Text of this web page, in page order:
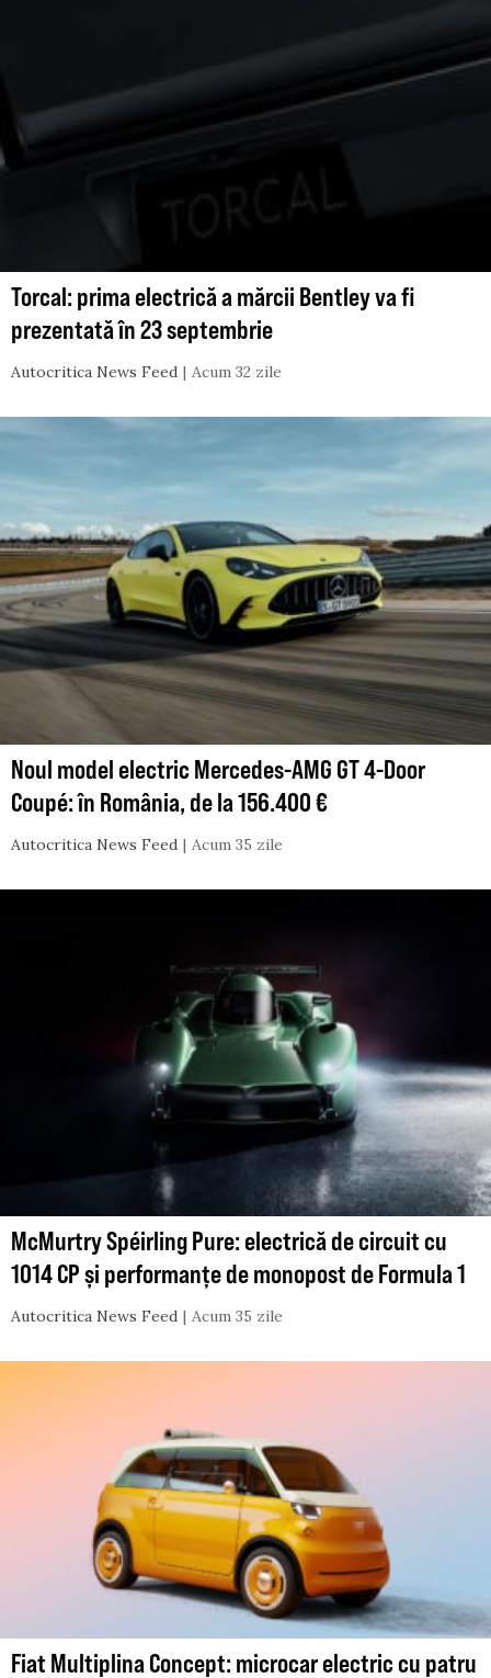
Torcal: prima electrică a mărcii Bentley va fi
prezentată în 23 septembrie
Autocritica News Feed Acum 32 zile
Noul model electric Mercedes-AMG GT 4-Door
Coupé: în România, de la 156.400 €
Autocritica News Feed Acum 35 zile
McMurtry Spéirling Pure: electrică de circuit cu
1014 CP și performanțe de monopost de Formula 1
Autocritica News Feed Acum 35 zile
Fiat Multiplina Concept: microcar electric cu patru